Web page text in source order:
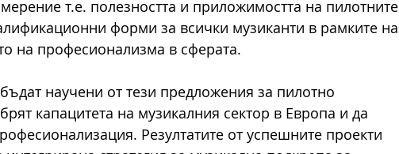
т.е. полезността и приложимостта на пилотните
форми за всички музиканти в рамките на
на професионализма в сферата.
научени от тези предложения за пилотно
капацитета на музикалния сектор в Европа и да
Резултатите от успешните проекти